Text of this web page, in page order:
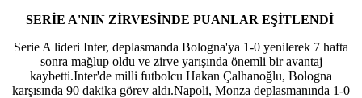
SERİE A'NIN ZİRVESİNDE PUANLAR EŞİTLENDİ
Serie A lideri Inter, deplasmanda Bologna'ya 1-0 yenilerek 7 hafta
sonra mağlup oldu ve zirve yarışında önemli bir avantaj
kaybetti.Inter'de milli futbolcu Hakan Çalhanoğlu, Bologna
karşısında 90 dakika görev aldı.Napoli, Monza deplasmanında 1-0